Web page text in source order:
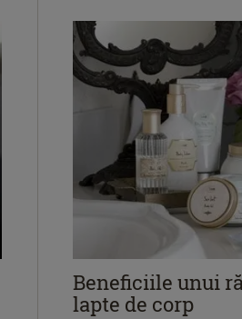
Beneficiile unui
lapte de corp